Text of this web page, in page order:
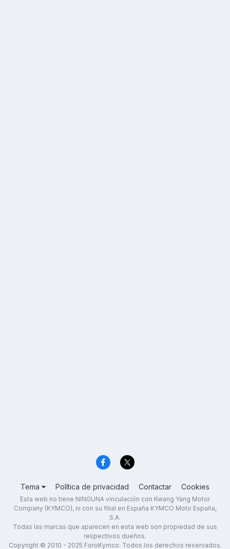
Tema Política de privacidad Contactar Cookies
Esta web no tiene NINGUNA vinculación con Kwang Yang Motor
Company (KYMCO), ni con su filial en España KYMCO Moto España,
S.A.
Todas las marcas que aparecen en esta web son propiedad de sus
respectivos dueños.
Copyright © 2010 - 2025 ForoKymco. Todos los derechos reservados.